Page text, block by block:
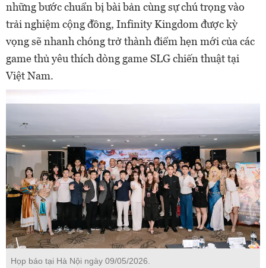
những bước chuẩn bị bài bản cùng sự chú trọng vào
trải nghiệm cộng đồng, Infinity Kingdom được kỳ
vọng sẽ nhanh chóng trở thành điểm hẹn mới của các
game thủ yêu thích dòng game SLG chiến thuật tại
Việt Nam.
Họp báo tại Hà Nội ngày 09/05/2026.